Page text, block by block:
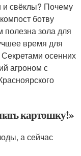
и свёклы? Почему
ботву
полезна зола для
время для
осенних
агроном с
картошку!»
а сейчас